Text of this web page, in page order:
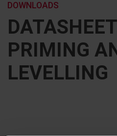
PRIMING
LEVELLING
DOWNLOADS